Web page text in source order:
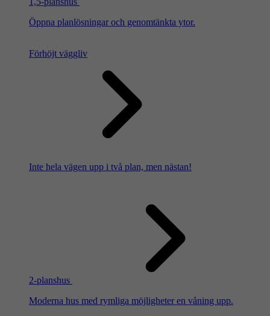
Öppna planlösningar och genomtänkta ytor.
Förhöjt väggliv
Inte hela vägen upp i två plan, men nästan!
2-planshus
Moderna hus med rymliga möjligheter en våning upp.